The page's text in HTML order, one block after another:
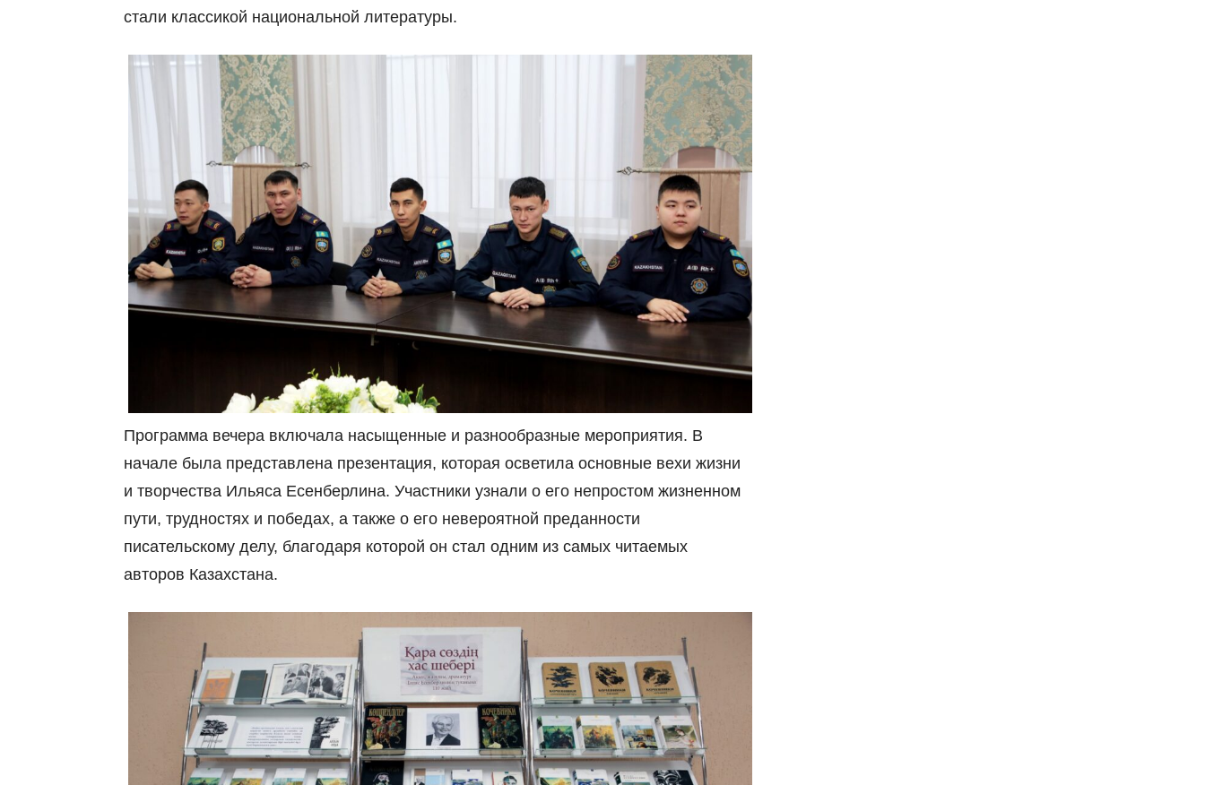
стали классикой национальной литературы.
Программа вечера включала насыщенные и разнообразные мероприятия. В
начале была представлена презентация, которая осветила основные вехи жизни
и творчества Ильяса Есенберлина. Участники узнали о его непростом жизненном
пути, трудностях и победах, а также о его невероятной преданности
писательскому делу, благодаря которой он стал одним из самых читаемых
авторов Казахстана.